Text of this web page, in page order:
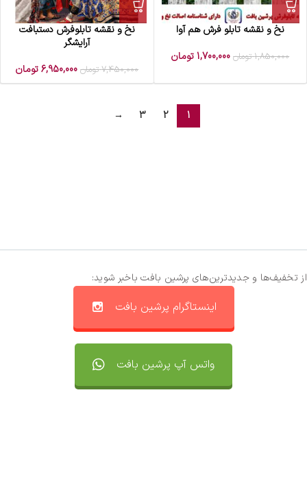
نخ و نقشه تابلو فرش هم آوا
1,850,000 تومان 1,700,000 تومان
نخ و نقشه تابلوفرش دستبافت
آرایشگر
7,450,000 تومان 6,950,000 تومان
1
2
3
→
از تخفیف‌ها و جدیدترین‌های پرشین بافت باخبر شوید:
اینستاگرام پرشین بافت
واتس آپ پرشین بافت